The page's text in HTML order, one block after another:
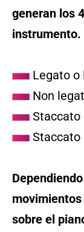
generan los
instrumento.
Legato o
Non
Staccato
Staccato
sobre el